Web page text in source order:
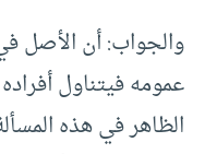
والجواب: أن الأصل
عمومه فيتناول
الظاهر في هذه